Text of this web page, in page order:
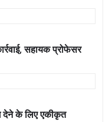
सहायक प्रोफेसर
देने के लिए एकीकृत